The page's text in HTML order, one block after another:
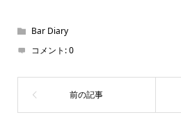
Bar Diary
コメント:0